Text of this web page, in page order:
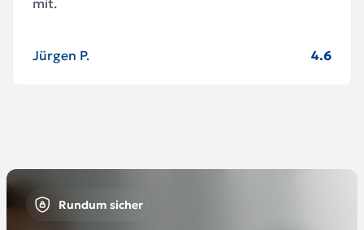
mit.
Jürgen P. 4.6
Rundum sicher